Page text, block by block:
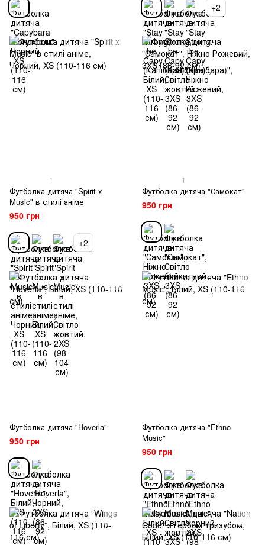
+2
1
Футболка дитяча "Spirit x
Music" в стилі аніме
950 грн
+2
1
Футболка дитяча "Самокат"
950 грн
Футболка дитяча "Hoverla"
950 грн
Футболка дитяча "Ethno
Music"
950 грн